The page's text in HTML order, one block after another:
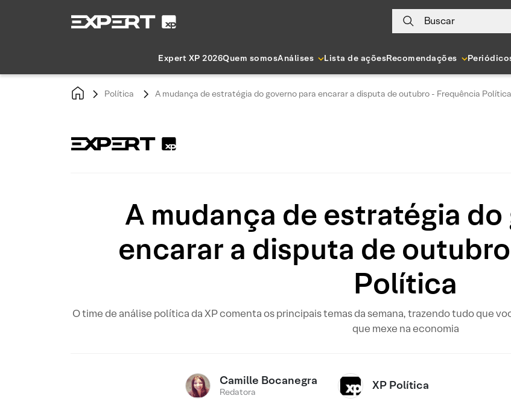
Buscar
Expert XP 2026Quem somosAnálises Lista de açõesRecomendações
Política A mudança de estratégia do governo para encarar a disputa de outubro - Frequência Política
A mudança de estratégia
encarar a disputa de
Política
O time de análise política da XP comenta os principais temas da semana, trazendo tudo que
que mexe na economia
Camille Bocanegra
Redatora XP Política